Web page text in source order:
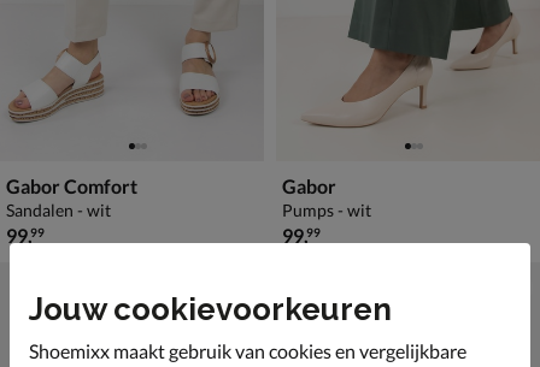
Gabor Comfort
Sandalen - wit
€ 99,99
99,99
Gabor
Pumps - wit
€ 99,99
99,99
Jouw cookievoorkeuren
Shoemixx maakt gebruik van cookies en vergelijkbare